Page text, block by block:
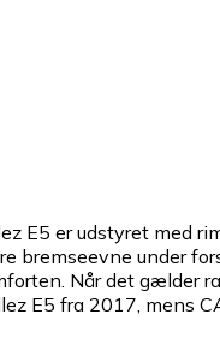
E5 er udstyret med
bremseevne under
Når det gælder
E5 fra 2017, mens